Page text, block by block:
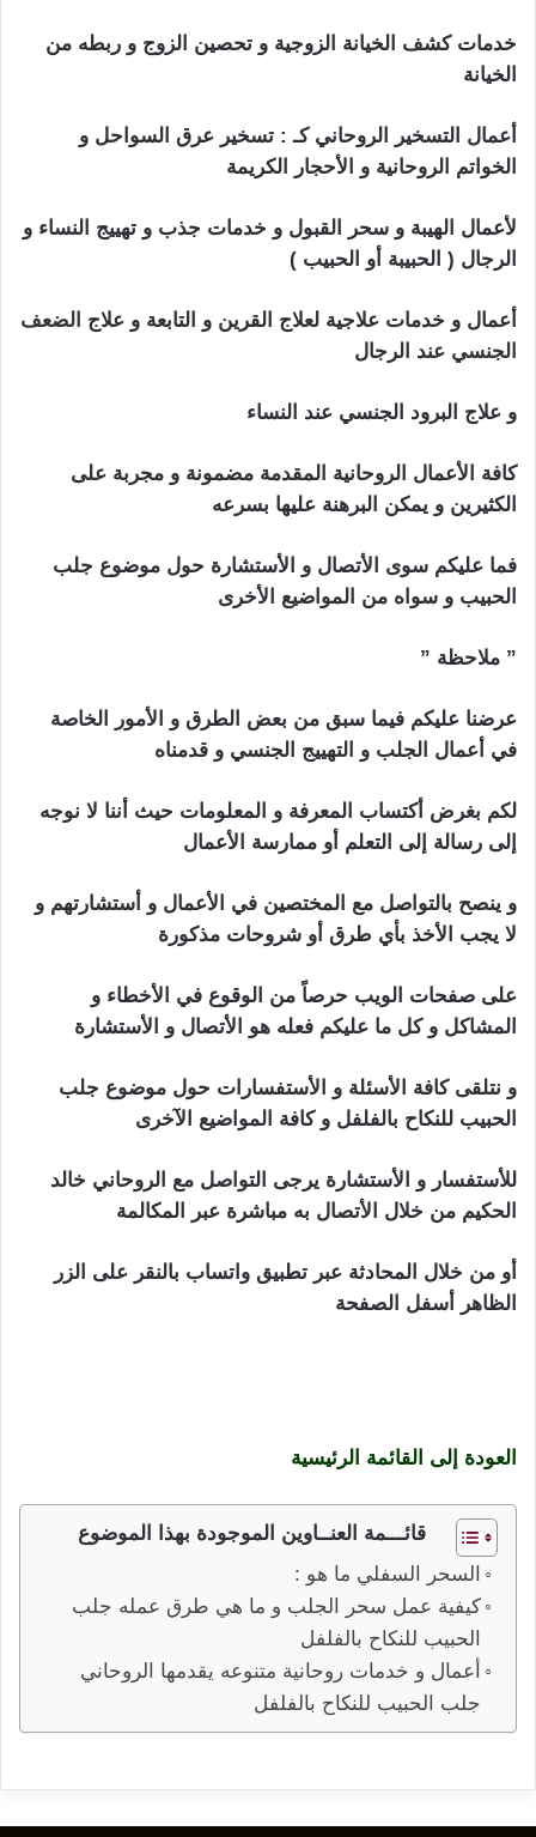
خدمات كشف الخيانة الزوجية و تحصين الزوج و ربطه من
الخيانة
أعمال التسخير الروحاني كـ : تسخير عرق السواحل و
الخواتم الروحانية و الأحجار الكريمة
لأعمال الهيبة و سحر القبول و خدمات جذب و تهييج النساء و
الرجال ( الحبيبة أو الحبيب )
أعمال و خدمات علاجية لعلاج القرين و التابعة و علاج الضعف
الجنسي عند الرجال
و علاج البرود الجنسي عند النساء
كافة الأعمال الروحانية المقدمة مضمونة و مجربة على
الكثيرين و يمكن البرهنة عليها بسرعه
فما عليكم سوى الأتصال و الأستشارة حول موضوع جلب
الحبيب و سواه من المواضيع الأخرى
” ملاحظة ”
عرضنا عليكم فيما سبق من بعض الطرق و الأمور الخاصة
في أعمال الجلب و التهييج الجنسي و قدمناه
لكم بغرض أكتساب المعرفة و المعلومات حيث أننا لا نوجه
إلى رسالة إلى التعلم أو ممارسة الأعمال
و ينصح بالتواصل مع المختصين في الأعمال و أستشارتهم و
لا يجب الأخذ بأي طرق أو شروحات مذكورة
على صفحات الويب حرصاً من الوقوع في الأخطاء و
المشاكل و كل ما عليكم فعله هو الأتصال و الأستشارة
و نتلقى كافة الأسئلة و الأستفسارات حول موضوع جلب
الحبيب للنكاح بالفلفل و كافة المواضيع الآخرى
للأستفسار و الأستشارة يرجى التواصل مع الروحاني خالد
الحكيم من خلال الأتصال به مباشرة عبر المكالمة
أو من خلال المحادثة عبر تطبيق واتساب بالنقر على الزر
الظاهر أسفل الصفحة
العودة إلى القائمة الرئيسية
قائـــمة العنــاوين الموجودة بهذا الموضوع
السحر السفلي ما هو :
كيفية عمل سحر الجلب و ما هي طرق عمله جلب
الحبيب للنكاح بالفلفل
أعمال و خدمات روحانية متنوعه يقدمها الروحاني
جلب الحبيب للنكاح بالفلفل